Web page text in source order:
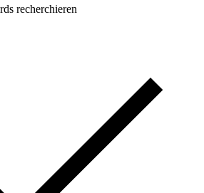
recherchieren